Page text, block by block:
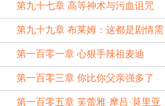
第九十七章 高等神术与污血诅咒
第九十九章 布莱姆：这都是剧情需
要
第一百零一章 心狠手辣祖麦迪
第一百零三章 你比你父亲强多了
第一百零五章 芙蕾雅·摩吕·莫里亚